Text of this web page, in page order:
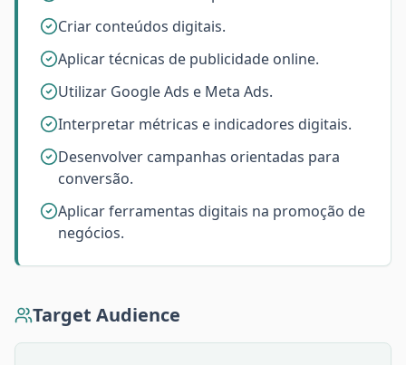
Criar conteúdos digitais.
Aplicar técnicas de publicidade online.
Utilizar Google Ads e Meta Ads.
Interpretar métricas e indicadores digitais.
Desenvolver campanhas orientadas para
conversão.
Aplicar ferramentas digitais na promoção de
negócios.
Target Audience